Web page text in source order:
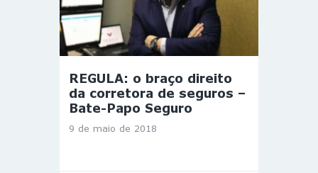
REGULA: o braço direito
da corretora de seguros –
Bate-Papo Seguro
9 de maio de 2018